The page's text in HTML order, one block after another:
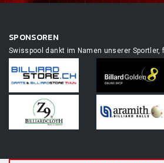
SPONSOREN
Swisspool dankt im Namen unserer